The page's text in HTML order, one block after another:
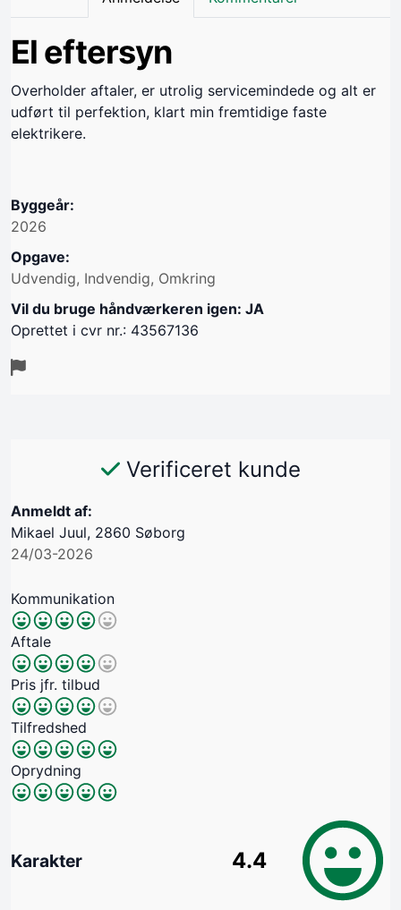
El eftersyn
Overholder aftaler, er utrolig servicemindede og alt er
udført til perfektion, klart min fremtidige faste
elektrikere.
Byggeår:
2026
Opgave:
Udvendig, Indvendig, Omkring
Vil du bruge håndværkeren igen: JA
Oprettet i cvr nr.: 43567136
Verificeret kunde
Anmeldt af:
Mikael Juul, 2860 Søborg
24/03-2026
Kommunikation
Aftale
Pris jfr. tilbud
Tilfredshed
Oprydning
Karakter 4.4